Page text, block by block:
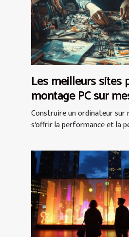
Les meilleurs sites
montage PC sur
découvrez nos
recommandations
Construire un ordinateur sur
s'offrir la performance et la